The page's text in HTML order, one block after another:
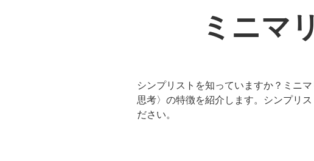
ミニマ
シンプリストを知っていますか？ミニ
思考〉の特徴を紹介します。シンプリ
ださい。